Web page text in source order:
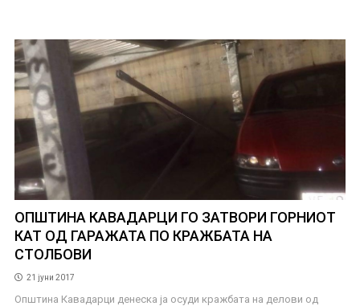
ОПШТИНА КАВАДАРЦИ ГО ЗАТВОРИ ГОРНИОТ
КАТ ОД ГАРАЖАТА ПО КРАЖБАТА НА
СТОЛБОВИ
21 јуни 2017
Општина Кавадарци денеска ја осуди кражбата на делови од